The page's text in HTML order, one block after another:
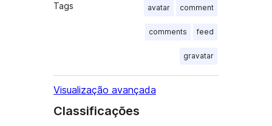
Tags avatar comment
comments feed
gravatar
Visualização avançada
Classificações